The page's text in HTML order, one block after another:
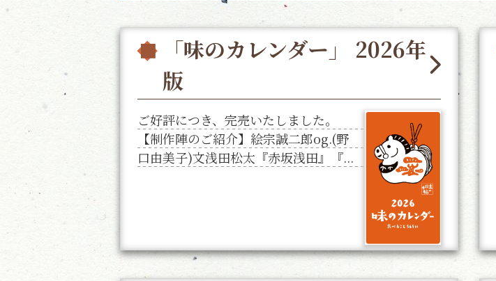
「味のカレンダー」 2026年
版
ご好評につき、完売いたしました。
【制作陣のご紹介】絵宗誠二郎og.(野
口由美子)文浅田松太『赤坂浅田』『...